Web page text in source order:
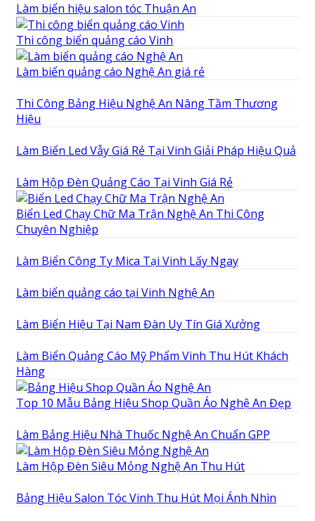
Làm biển hiệu salon tóc Thuận An
Thi công biển quảng cáo Vinh
Làm biển quảng cáo Nghệ An giá rẻ
Thi Công Bảng Hiệu Nghệ An Nâng Tầm Thương
Hiệu
Làm Biển Led Vẫy Giá Rẻ Tại Vinh Giải Pháp Hiệu Quả
Làm Hộp Đèn Quảng Cáo Tại Vinh Giá Rẻ
Biển Led Chạy Chữ Ma Trận Nghệ An Thi Công
Chuyên Nghiệp
Làm Biển Công Ty Mica Tại Vinh Lấy Ngay
Làm biển quảng cáo tại Vinh Nghệ An
Làm Biển Hiệu Tại Nam Đàn Uy Tín Giá Xưởng
Làm Biển Quảng Cáo Mỹ Phẩm Vinh Thu Hút Khách
Hàng
Top 10 Mẫu Bảng Hiệu Shop Quần Áo Nghệ An Đẹp
Làm Bảng Hiệu Nhà Thuốc Nghệ An Chuẩn GPP
Làm Hộp Đèn Siêu Mỏng Nghệ An Thu Hút
Bảng Hiệu Salon Tóc Vinh Thu Hút Mọi Ánh Nhìn